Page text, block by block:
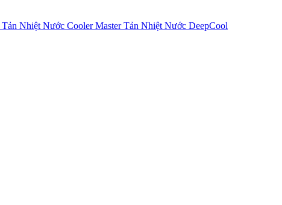
Tản Nhiệt Nước Cooler MasterTản Nhiệt Nước DeepCool